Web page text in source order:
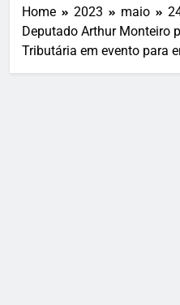
Home 2023 maio
Deputado Arthur Monteiro
Tributária em evento para